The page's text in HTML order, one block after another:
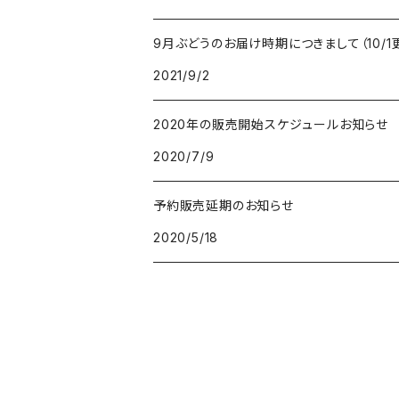
9月ぶどうのお届け時期につきまして（10/1
2021/9/2
2020年の販売開始スケジュールお知らせ
2020/7/9
予約販売延期のお知らせ
2020/5/18